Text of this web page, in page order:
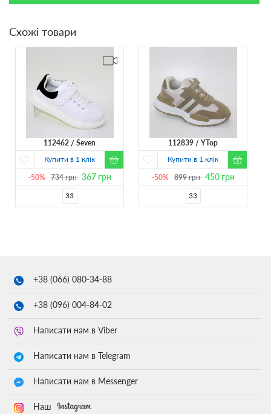
Схожі товари
112462
Seven
Купити в 1 клік
-50% 734грн 367грн
33
112839
YTop
Купити в 1 клік
-50% 899грн 450грн
33
+38 (066) 080-34-88
+38 (096) 004-84-02
Написати нам в Viber
Написати нам в Telegram
Написати нам в Messenger
Наш